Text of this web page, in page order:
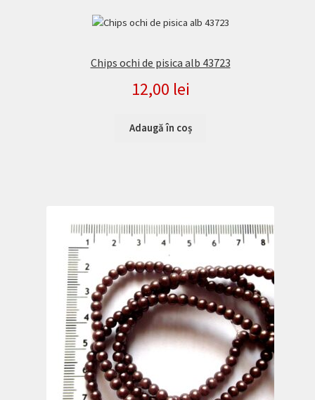
Chips ochi de pisica alb 43723
12,00 lei
Adaugă în coș